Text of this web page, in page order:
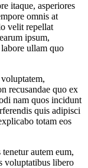
itaque, asperiores
omnis at
velit repellat
ipsum,
ullam quo
recusandae quo ex
nam quos incidunt
quis adipisci
totam eos
autem eum,
voluptatibus libero